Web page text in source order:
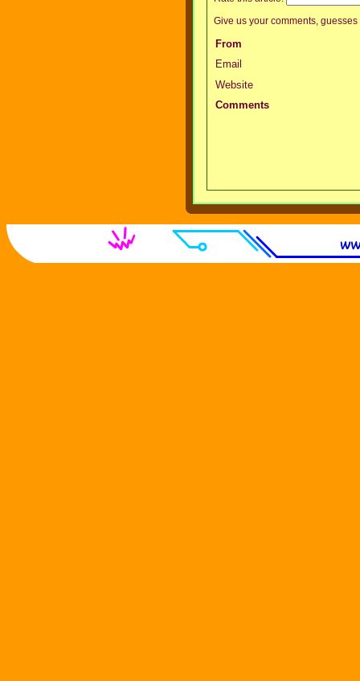
Give us your comments,
From
Email
Website
Comments